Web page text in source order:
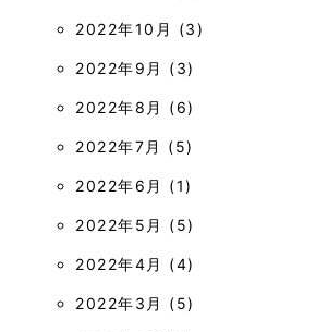
2022年10月 (3)
2022年9月 (3)
2022年8月 (6)
2022年7月 (5)
2022年6月 (1)
2022年5月 (5)
2022年4月 (4)
2022年3月 (5)